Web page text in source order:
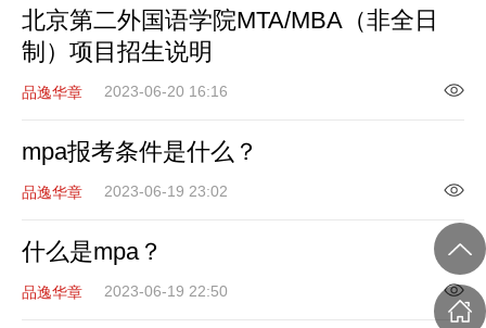
北京第二外国语学院MTA/MBA（非全日
制）项目招生说明
品逸华章 2023-06-20 16:16
mpa报考条件是什么？
品逸华章 2023-06-19 23:02
什么是mpa？
品逸华章 2023-06-19 22:50